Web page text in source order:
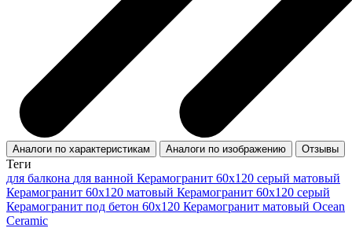
Аналоги по характеристикам Аналоги по изображению Отзывы
Теги
для балкона для ванной Керамогранит 60x120 серый матовый
Керамогранит 60x120 матовый Керамогранит 60х120 серый
Керамогранит под бетон 60x120 Керамогранит матовый Ocean
Ceramic